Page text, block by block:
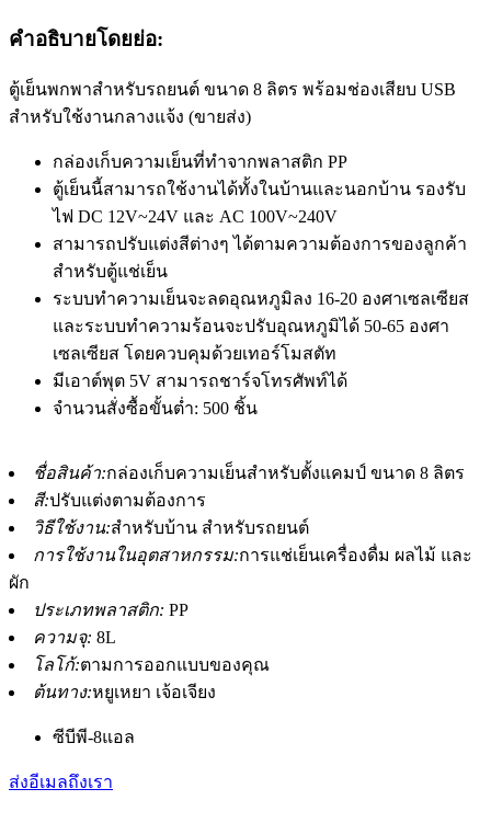
คำอธิบายโดยย่อ:
ตู้เย็นพกพาสำหรับรถยนต์ ขนาด 8 ลิตร พร้อมช่องเสียบ USB
สำหรับใช้งานกลางแจ้ง (ขายส่ง)
กล่องเก็บความเย็นที่ทำจากพลาสติก PP
ตู้เย็นนี้สามารถใช้งานได้ทั้งในบ้านและนอกบ้าน รองรับ
ไฟ DC 12V~24V และ AC 100V~240V
สามารถปรับแต่งสีต่างๆ ได้ตามความต้องการของลูกค้า
สำหรับตู้แช่เย็น
ระบบทำความเย็นจะลดอุณหภูมิลง 16-20 องศาเซลเซียส
และระบบทำความร้อนจะปรับอุณหภูมิได้ 50-65 องศา
เซลเซียส โดยควบคุมด้วยเทอร์โมสตัท
มีเอาต์พุต 5V สามารถชาร์จโทรศัพท์ได้
จำนวนสั่งซื้อขั้นต่ำ: 500 ชิ้น
ชื่อสินค้า:กล่องเก็บความเย็นสำหรับตั้งแคมป์ ขนาด 8 ลิตร
สี:ปรับแต่งตามต้องการ
วิธีใช้งาน:สำหรับบ้าน สำหรับรถยนต์
การใช้งานในอุตสาหกรรม:การแช่เย็นเครื่องดื่ม ผลไม้ และ
ผัก
ประเภทพลาสติก: PP
ความจุ: 8L
โลโก้:ตามการออกแบบของคุณ
ต้นทาง:หยูเหยา เจ้อเจียง
ซีบีพี-8แอล
ส่งอีเมลถึงเรา